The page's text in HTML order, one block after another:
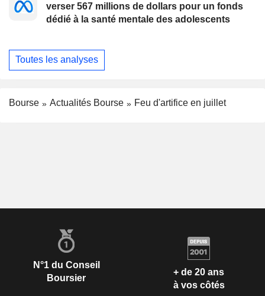
verser 567 millions de dollars pour un fonds
dédié à la santé mentale des adolescents
Toutes les analyses
Bourse Actualités Bourse Feu d'artifice en juillet
N°1 du Conseil
Boursier
+ de 20 ans
à vos côtés